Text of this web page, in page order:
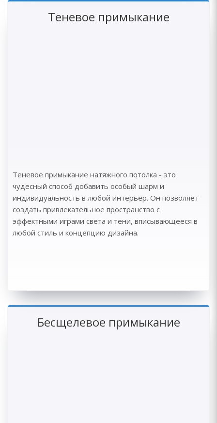
Теневое примыкание
Теневое примыкание натяжного потолка - это
чудесный способ добавить особый шарм и
индивидуальность в любой интерьер. Он позволяет
создать привлекательное пространство с
эффектными играми света и тени, вписывающееся в
любой стиль и концепцию дизайна.
Бесщелевое примыкание